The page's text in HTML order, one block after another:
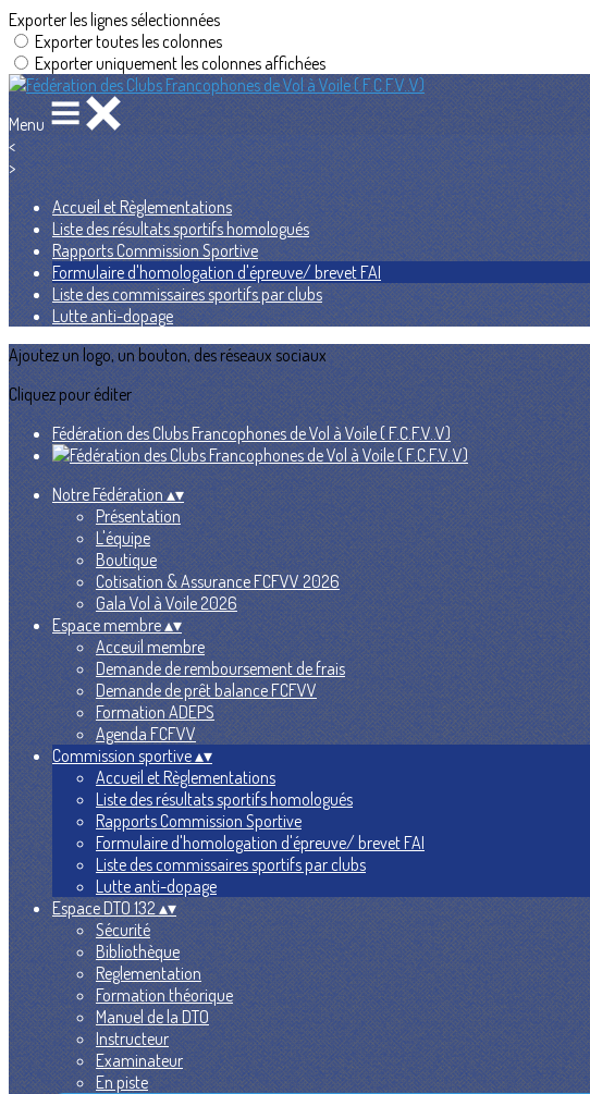
Exporter les lignes sélectionnées
Exporter toutes les colonnes
Exporter uniquement les colonnes affichées
Menu
<
>
Accueil et Règlementations
Liste des résultats sportifs homologués
Rapports Commission Sportive
Formulaire d'homologation d'épreuve/ brevet FAI
Liste des commissaires sportifs par clubs
Lutte anti-dopage
Ajoutez un logo, un bouton, des réseaux sociaux
Cliquez pour éditer
Fédération des Clubs Francophones de Vol à Voile ( F.C.F.V..V)
Notre Fédération▴▾
Présentation
L'équipe
Boutique
Cotisation & Assurance FCFVV 2026
Gala Vol à Voile 2026
Espace membre▴▾
Acceuil membre
Demande de remboursement de frais
Demande de prêt balance FCFVV
Formation ADEPS
Agenda FCFVV
Commission sportive▴▾
Accueil et Règlementations
Liste des résultats sportifs homologués
Rapports Commission Sportive
Formulaire d'homologation d'épreuve/ brevet FAI
Liste des commissaires sportifs par clubs
Lutte anti-dopage
Espace DTO 132▴▾
Sécurité
Bibliothèque
Reglementation
Formation théorique
Manuel de la DTO
Instructeur
Examinateur
En piste